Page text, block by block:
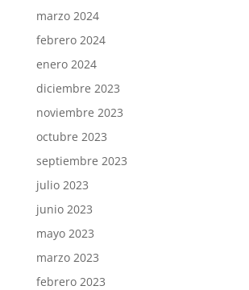
marzo 2024
febrero 2024
enero 2024
diciembre 2023
noviembre 2023
octubre 2023
septiembre 2023
julio 2023
junio 2023
mayo 2023
marzo 2023
febrero 2023